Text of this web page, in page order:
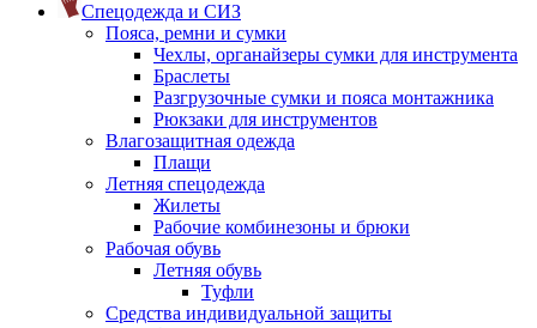
Спецодежда и СИЗ
Пояса, ремни и сумки
Чехлы, органайзеры сумки для инструмента
Браслеты
Разгрузочные сумки и пояса монтажника
Рюкзаки для инструментов
Влагозащитная одежда
Плащи
Летняя спецодежда
Жилеты
Рабочие комбинезоны и брюки
Рабочая обувь
Летняя обувь
Туфли
Средства индивидуальной защиты